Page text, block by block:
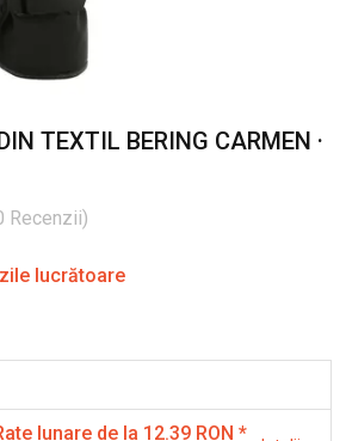
TEXTIL BERING CARMEN ·
Recenzii)
lucrătoare
lunare de la 12.39 RON *